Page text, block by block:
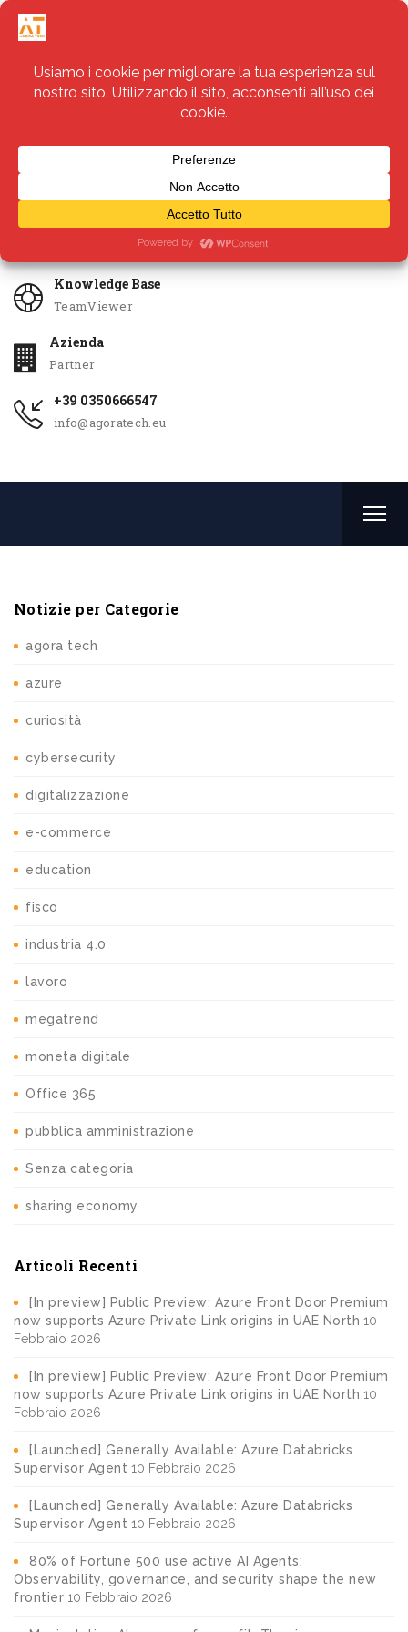
Servizi
Knowledge Base
TeamViewer
Azienda
Partner
+39 0350666547
info@agoratech.eu
Notizie per Categorie
agora tech
azure
curiosità
cybersecurity
digitalizzazione
e-commerce
education
fisco
industria 4.0
lavoro
megatrend
moneta digitale
Office 365
pubblica amministrazione
Senza categoria
sharing economy
Articoli Recenti
[In preview] Public Preview: Azure Front Door Premium
now supports Azure Private Link origins in UAE North 10
Febbraio 2026
[In preview] Public Preview: Azure Front Door Premium
now supports Azure Private Link origins in UAE North 10
Febbraio 2026
[Launched] Generally Available: Azure Databricks
Supervisor Agent 10 Febbraio 2026
[Launched] Generally Available: Azure Databricks
Supervisor Agent 10 Febbraio 2026
80% of Fortune 500 use active AI Agents:
Observability, governance, and security shape the new
frontier 10 Febbraio 2026